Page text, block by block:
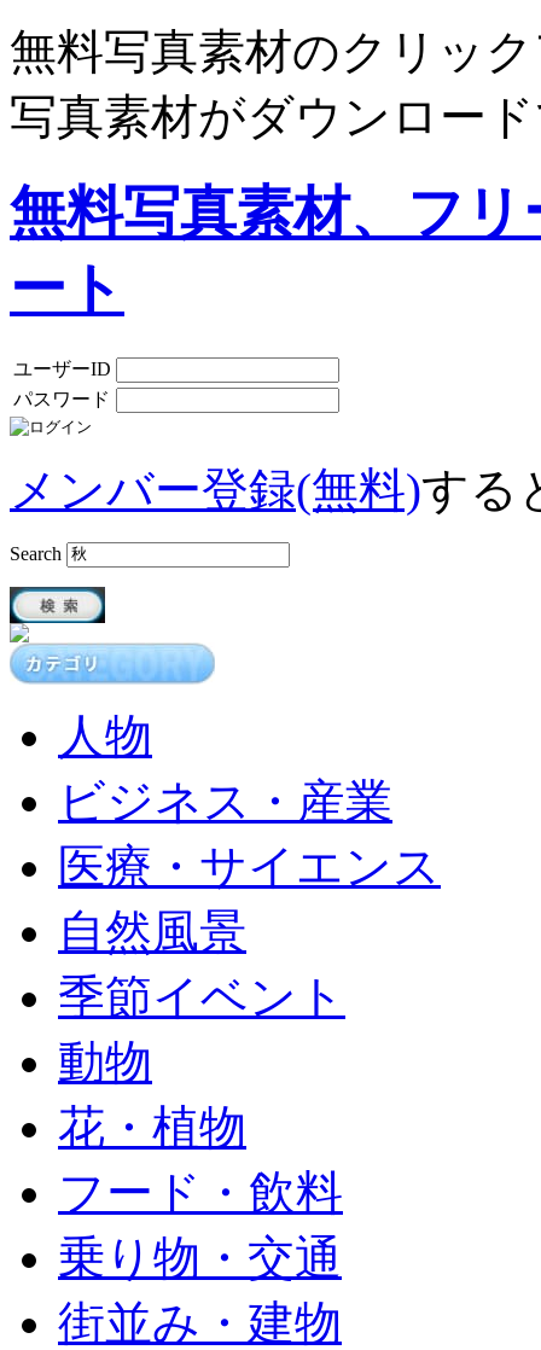
無料写真素材のクリッ
写真素材がダウンロー
無料写真素材、フ
ート
ユーザーID
パスワード
メンバー登録(無料)する
Search
人物
ビジネス・産業
医療・サイエンス
自然風景
季節イベント
動物
花・植物
フード・飲料
乗り物・交通
街並み・建物